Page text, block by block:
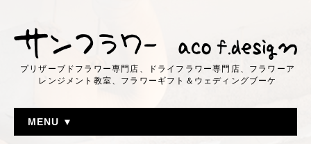
プリザーブドフラワー専門店、ドライフラワー専門店、フラワーア
レンジメント教室、フラワーギフト＆ウェディングブーケ
MENU ▼